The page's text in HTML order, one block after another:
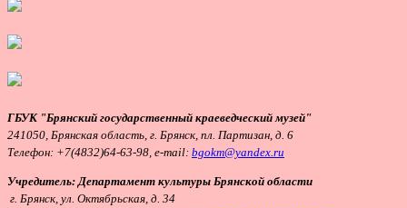
ГБУК "Брянский государственный краеведческий музей"
241050, Брянская область, г. Брянск, пл. Партизан, д. 6
Телефон: +7(4832)64-63-98, e-mail: bgokm@yandex.ru
Учредитель: Департамент культуры Брянской области
г. Брянск, ул. Октябрьская, д. 34